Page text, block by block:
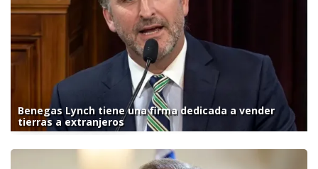
Benegas Lynch tiene una firma dedicada a vender
tierras a extranjeros